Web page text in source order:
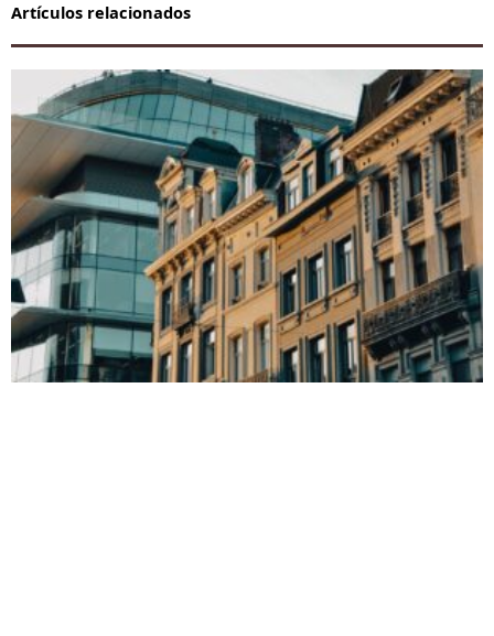
Artículos relacionados